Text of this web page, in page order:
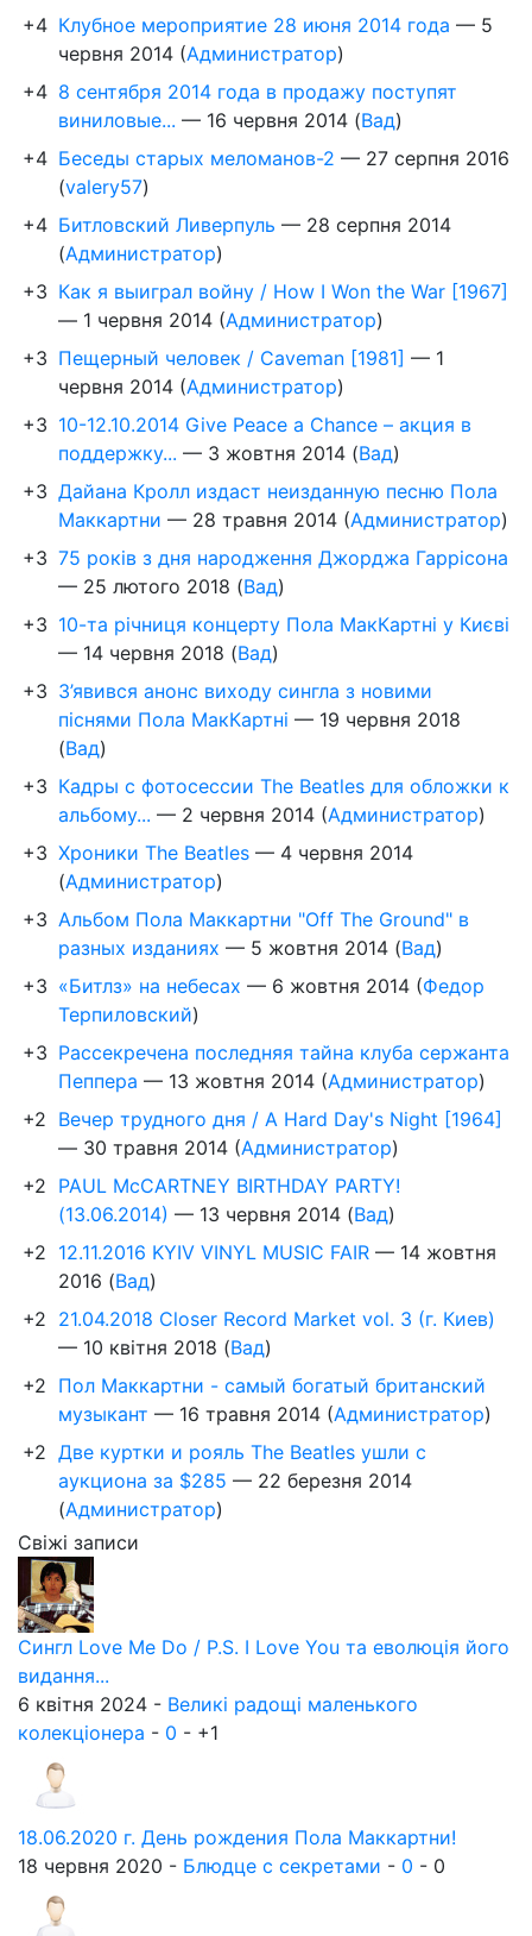
+4 Клубное мероприятие 28 июня 2014 года — 5
червня 2014 (Администратор)
+4 8 сентября 2014 года в продажу поступят
виниловые... — 16 червня 2014 (Вад)
+4 Беседы старых меломанов-2 — 27 серпня 2016
(valery57)
+4 Битловский Ливерпуль — 28 серпня 2014
(Администратор)
+3 Как я выиграл войну / How I Won the War [1967]
— 1 червня 2014 (Администратор)
+3 Пещерный человек / Caveman [1981] — 1
червня 2014 (Администратор)
+3 10-12.10.2014 Give Peace a Chance – акция в
поддержку... — 3 жовтня 2014 (Вад)
+3 Дайана Кролл издаст неизданную песню Пола
Маккартни — 28 травня 2014 (Администратор)
+3 75 років з дня народження Джорджа Гаррісона
— 25 лютого 2018 (Вад)
+3 10-та річниця концерту Пола МакКартні у Києві
— 14 червня 2018 (Вад)
+3 З’явився анонс виходу сингла з новими
піснями Пола МакКартні — 19 червня 2018
(Вад)
+3 Кадры с фотосессии The Beatles для обложки к
альбому... — 2 червня 2014 (Администратор)
+3 Хроники The Beatles — 4 червня 2014
(Администратор)
+3 Альбом Пола Маккартни "Off The Ground" в
разных изданиях — 5 жовтня 2014 (Вад)
+3 «Битлз» на небесах — 6 жовтня 2014 (Федор
Терпиловский)
+3 Рассекречена последняя тайна клуба сержанта
Пеппера — 13 жовтня 2014 (Администратор)
+2 Вечер трудного дня / A Hard Day's Night [1964]
— 30 травня 2014 (Администратор)
+2 PAUL McCARTNEY BIRTHDAY PARTY!
(13.06.2014) — 13 червня 2014 (Вад)
+2 12.11.2016 KYIV VINYL MUSIC FAIR — 14 жовтня
2016 (Вад)
+2 21.04.2018 Closer Record Market vol. 3 (г. Киев)
— 10 квітня 2018 (Вад)
+2 Пол Маккартни - самый богатый британский
музыкант — 16 травня 2014 (Администратор)
+2 Две куртки и рояль The Beatles ушли с
аукциона за $285 — 22 березня 2014
(Администратор)
Свіжі записи
Сингл Love Me Do / P.S. I Love You та еволюція його
видання...
6 квітня 2024 - Великі радощі маленького
колекціонера - 0 - +1
18.06.2020 г. День рождения Пола Маккартни!
18 червня 2020 - Блюдце с секретами - 0 - 0